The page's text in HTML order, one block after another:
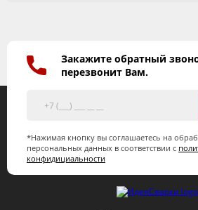
Закажите обратный
перезвонит Вам.
*Нажимая кнопку вы соглашаетесь на
персональных данных в соответствии с
конфидициальности